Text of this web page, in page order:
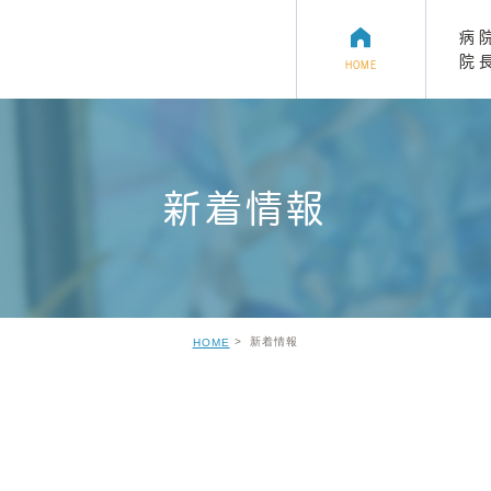
HOME
病
院
デンタルケア
ハムスター フェレット
新着情報
HOME 新着情報